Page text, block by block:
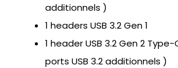
additionnels )
1 headers USB 3.2 Gen 1
1 header USB 3.2 Gen 2
ports USB 3.2 additionnels )